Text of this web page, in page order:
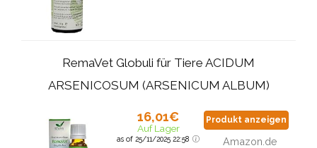
RemaVet Globuli für Tiere ACIDUM
ARSENICOSUM (ARSENICUM ALBUM)
16,01€
Auf Lager
as of 25/11/2025 22:58
Produkt anzeigen
Amazon.de